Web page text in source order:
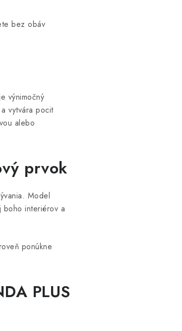
bez obáv
výnimočný
vytvára pocit
alebo
prvok
Model
boho interiérov a
ponúkne
PLUS